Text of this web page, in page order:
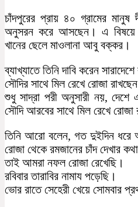
চাঁদপুরের প্রায় ৪০ গ্রামের
অনুসরন করে আসছেন। এ বিষয়ে
খানের ছেলে মাওলানা আবু বক্কর।
ব্যাখ্যাতে তিনি দাবি করেন
সৌদির সাথে মিল রেখে রোজা
শুধু সাদ্রা পরী অনুসারী নয়, দেশে
সৌদি আরবের সাথে মিল রেখে রোজা
তিনি আরো বলেন, গত দুইদিন
রোজা থেকে রমজানের চাঁদ দেখার
তাই আমরা নফল রোজা রেখেছি।
রবিবার তারাবির নামায পড়েছি।
ভোর রাতে সেহেরী খেয়ে সোমবার